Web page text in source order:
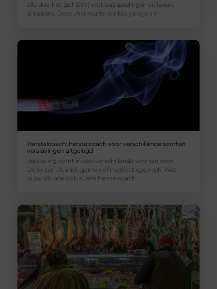
alle doe-het-zelf (DIY) enthousiastelingen en lokale
shoppers. Deze charmante winkel, gelegen in
Herstelcoach: herstelcoach voor verschillende soorten
verslavingen uitgelegd
Verslaving komt in veel verschillende vormen voor.
Denk aan alcohol, gamen of medicatiegebruik. Wat
jouw situatie ook is, een herstelcoach